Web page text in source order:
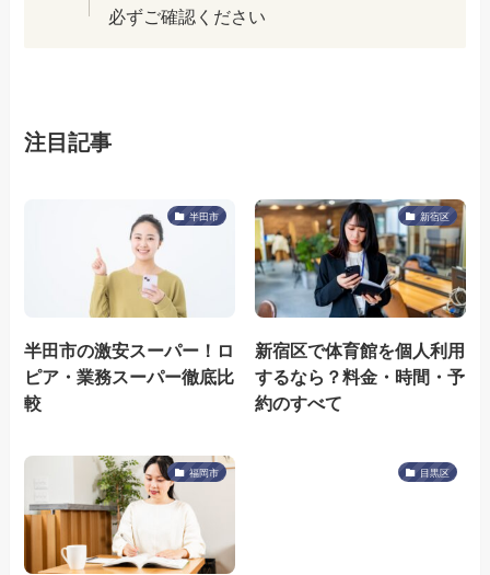
必ずご確認ください
注目記事
半田市
半田市の激安スーパー！ロ
ピア・業務スーパー徹底比
較
新宿区
新宿区で体育館を個人利用
するなら？料金・時間・予
約のすべて
福岡市 目黒区